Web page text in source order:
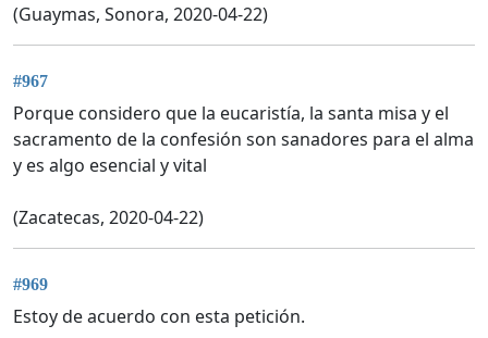
(Guaymas, Sonora, 2020-04-22)
#967
Porque considero que la eucaristía, la santa misa y el
sacramento de la confesión son sanadores para el alma
y es algo esencial y vital
(Zacatecas, 2020-04-22)
#969
Estoy de acuerdo con esta petición.